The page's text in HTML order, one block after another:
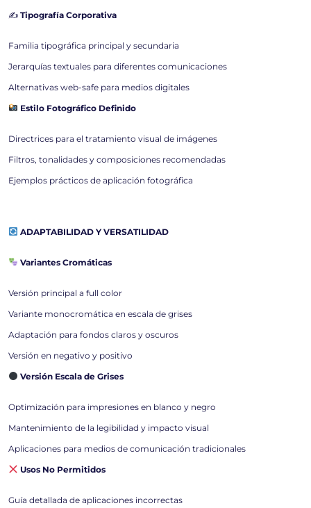
✍️ Tipografía Corporativa
Familia tipográfica principal y secundaria
Jerarquías textuales para diferentes comunicaciones
Alternativas web-safe para medios digitales
Estilo Fotográfico Definido
Directrices para el tratamiento visual de imágenes
Filtros, tonalidades y composiciones recomendadas
Ejemplos prácticos de aplicación fotográfica
ADAPTABILIDAD Y VERSATILIDAD
Variantes Cromáticas
Versión principal a full color
Variante monocromática en escala de grises
Adaptación para fondos claros y oscuros
Versión en negativo y positivo
Versión Escala de Grises
Optimización para impresiones en blanco y negro
Mantenimiento de la legibilidad y impacto visual
Aplicaciones para medios de comunicación tradicionales
Usos No Permitidos
Guía detallada de aplicaciones incorrectas